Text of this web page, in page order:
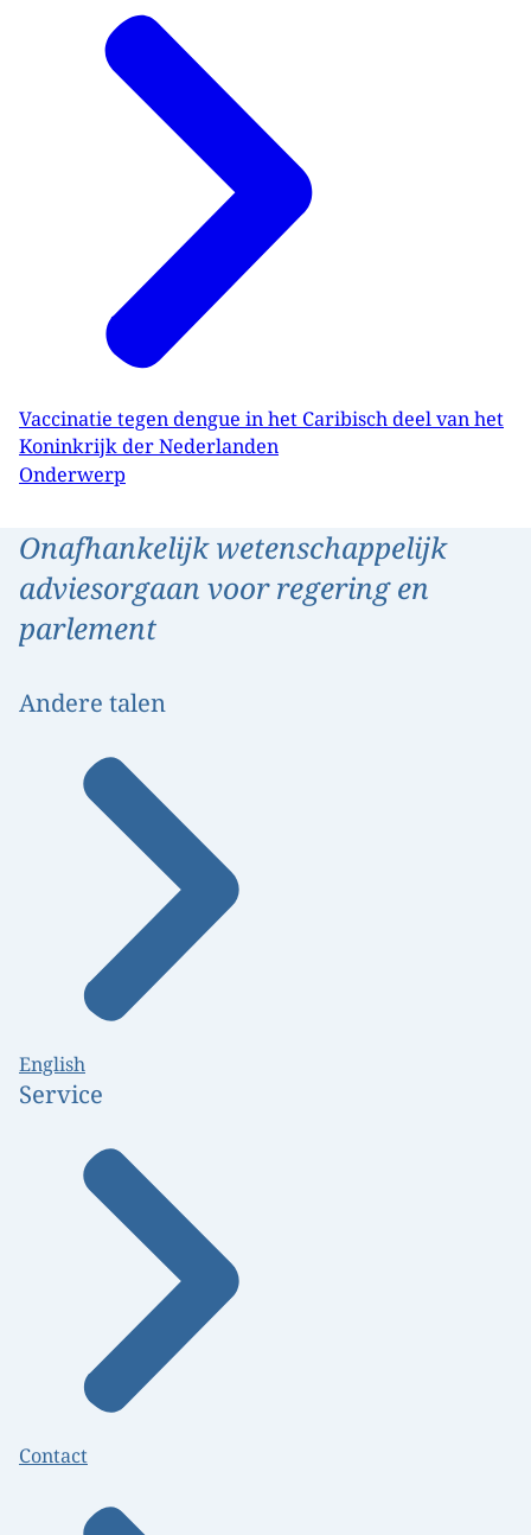
Vaccinatie tegen dengue in het Caribisch deel van het
Koninkrijk der Nederlanden
Onderwerp
Onafhankelijk wetenschappelijk
adviesorgaan voor regering en
parlement
Andere talen
English
Service
Contact